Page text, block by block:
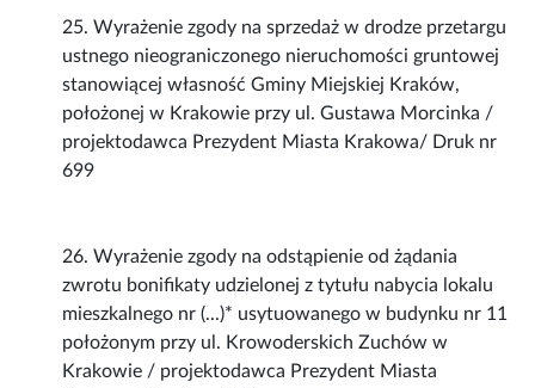
25. Wyrażenie zgody na sprzedaż w drodze przetargu
ustnego nieograniczonego nieruchomości gruntowej
stanowiącej własność Gminy Miejskiej Kraków,
położonej w Krakowie przy ul. Gustawa Morcinka /
projektodawca Prezydent Miasta Krakowa/ Druk nr
699
26. Wyrażenie zgody na odstąpienie od żądania
zwrotu bonifikaty udzielonej z tytułu nabycia lokalu
mieszkalnego nr (...)* usytuowanego w budynku nr 11
położonym przy ul. Krowoderskich Zuchów w
Krakowie / projektodawca Prezydent Miasta